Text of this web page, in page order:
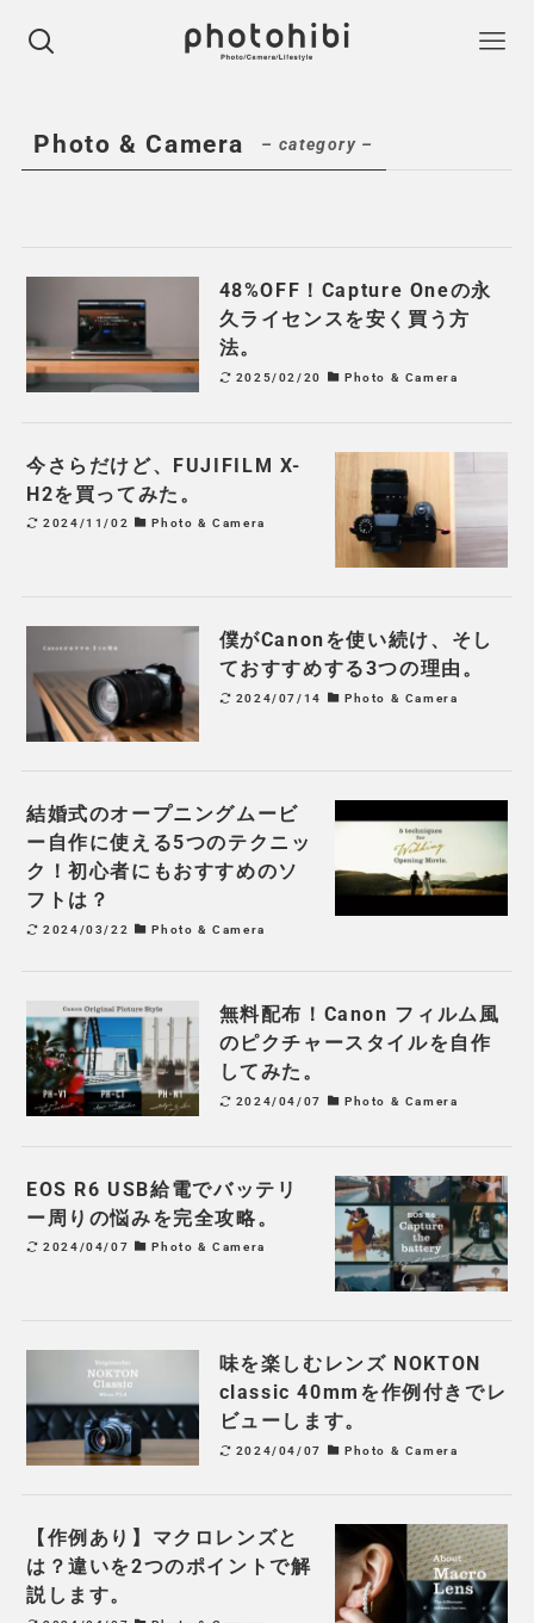
Photo & Camera – category –
48%OFF！Capture Oneの永
久ライセンスを安く買う方
法。
2025/02/20 Photo & Camera
今さらだけど、FUJIFILM X-
H2を買ってみた。
2024/11/02 Photo & Camera
僕がCanonを使い続け、そし
ておすすめする3つの理由。
2024/07/14 Photo & Camera
結婚式のオープニングムービ
ー自作に使える5つのテクニッ
ク！初心者にもおすすめのソ
フトは？
2024/03/22 Photo & Camera
無料配布！Canon フィルム風
のピクチャースタイルを自作
してみた。
2024/04/07 Photo & Camera
EOS R6 USB給電でバッテリ
ー周りの悩みを完全攻略。
2024/04/07 Photo & Camera
味を楽しむレンズ NOKTON
classic 40mmを作例付きでレ
ビューします。
2024/04/07 Photo & Camera
【作例あり】マクロレンズと
は？違いを2つのポイントで解
説します。